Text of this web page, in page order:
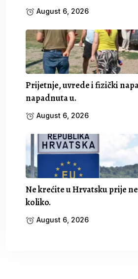
August 6, 2026
Prijetnje, uvrede i fizički
napadnuta u.
August 6, 2026
Ne krećite u Hrvatsku prije
koliko.
August 6, 2026